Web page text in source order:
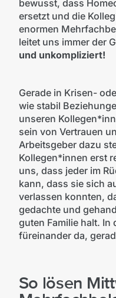
bewusst, dass
ersetzt und die
enormen
leitet uns immer der
und unkompliziert!
Gerade in Krisen-
wie stabil
unseren
sein von Vertrauen
Arbeitsgeber dazu
Kollegen*innen erst
uns, dass jeder im
kann, dass sie sich
verlassen konnten,
gedachte und
guten Familie halt. In
füreinander da,
So lösen